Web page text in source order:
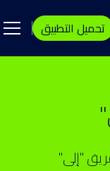
تحميل التطبيق
"إلى"